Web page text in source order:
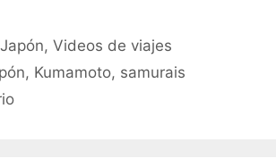
,Videos de viajes
, Kumamoto, samurais